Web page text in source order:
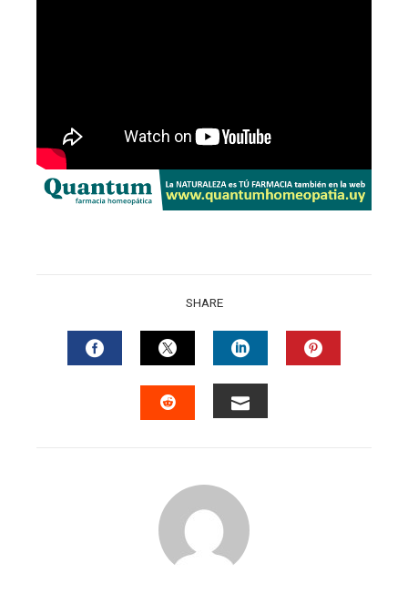
SHARE
FACEBOOKTWITTERLINKEDIN